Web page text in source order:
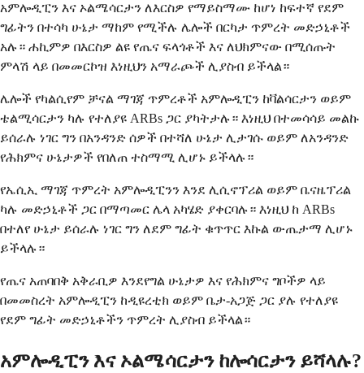
አምሎዲፒን እና ኦልሜሳርታን ለእርስዎ የማይስማሙ ከሆነ ከፍተኛ የደም
ግፊትን በተሳካ ሁኔታ ማከም የሚችሉ ሌሎች በርካታ ጥምረት መድኃኒቶች
አሉ። ሐኪምዎ በእርስዎ ልዩ የጤና ፍላጎቶች እና ለህክምናው በሚሰጡት
ምላሽ ላይ በመመርኮዝ እነዚህን አማራጮች ሊያስብ ይችላል።
ሌሎች የካልሲየም ቻናል ማገጃ ጥምረቶች አምሎዲፒን ከቫልሳርታን ወይም
ቴልሚሳርታን ካሉ የተለያዩ ARBs ጋር ያካትታሉ። እነዚህ በተመሳሳይ መልኩ
ይሰራሉ ነገር ግን በአንዳንድ ሰዎች በተሻለ ሁኔታ ሊታገሱ ወይም ለአንዳንድ
የሕክምና ሁኔታዎች የበለጠ ተስማሚ ሊሆኑ ይችላሉ።
የኤሲኢ ማገጃ ጥምረት አምሎዲፒንን እንደ ሊሲኖፕሪል ወይም ቤናዜፕሪል
ካሉ መድኃኒቶች ጋር በማጣመር ሌላ አካሄድ ያቀርባሉ። እነዚህ ከ ARBs
በተለየ ሁኔታ ይሰራሉ ነገር ግን ለደም ግፊት ቁጥጥር እኩል ውጤታማ ሊሆኑ
ይችላሉ።
የጤና አጠባበቅ አቅራቢዎ እንደየግል ሁኔታዎ እና የሕክምና ግቦችዎ ላይ
በመመስረት አምሎዲፒን ከዲዩረቲክ ወይም ቤታ-አጋጅ ጋር ያሉ የተለያዩ
የደም ግፊት መድኃኒቶችን ጥምረት ሊያስብ ይችላል።
አምሎዲፒን እና ኦልሜሳርታን ከሎሳርታን ይሻላሉ?